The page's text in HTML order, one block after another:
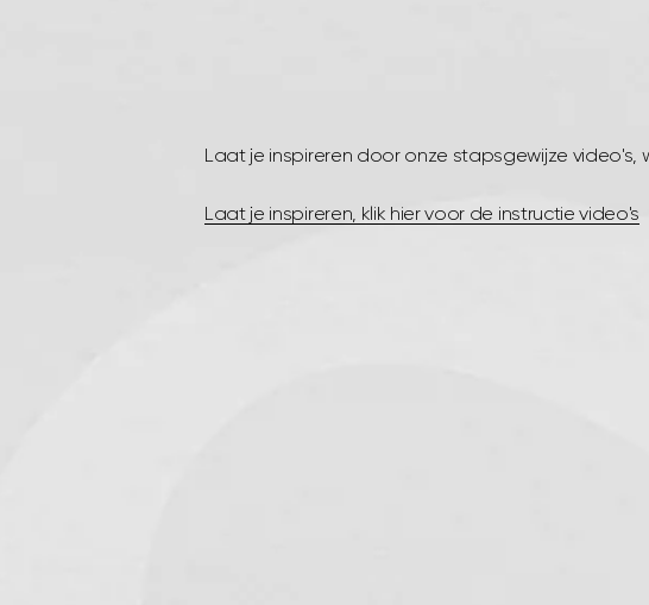
Laat je inspireren door onze stapsgewijze video's,
Laat je inspireren, klik hier voor de instructie video's